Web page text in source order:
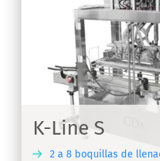
K-Line S
2 a 8 boquillas de